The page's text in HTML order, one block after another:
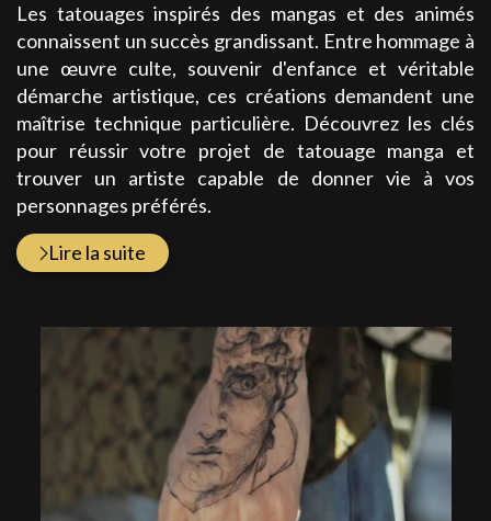
Les tatouages inspirés des mangas et des animés
connaissent un succès grandissant. Entre hommage à
une œuvre culte, souvenir d'enfance et véritable
démarche artistique, ces créations demandent une
maîtrise technique particulière. Découvrez les clés
pour réussir votre projet de tatouage manga et
trouver un artiste capable de donner vie à vos
personnages préférés.
Lire la suite